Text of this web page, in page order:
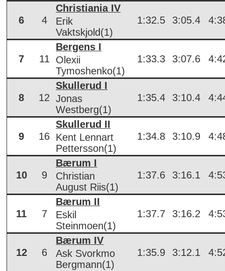
6 4
Christiania IV
Erik
Vaktskjold(1)
1:32.5 3:05.4
7 11
Bergens I
Olexii
Tymoshenko(1)
1:33.3 3:07.6
8 12
Skullerud I
Jonas
Westberg(1)
1:35.4 3:10.4
9 16
Skullerud II
Kent Lennart
Pettersson(1)
1:34.8 3:10.9
10 9
Bærum I
Christian
August Riis(1)
1:37.6 3:16.1
11 7
Bærum II
Eskil
Steinmoen(1)
1:37.7 3:16.2
12 6
Bærum IV
Ask Svorkmo
Bergmann(1)
1:35.9 3:12.1